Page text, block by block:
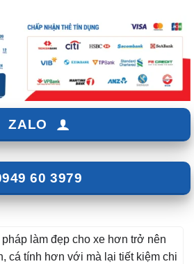
ZALO
60 3979
làm đẹp cho xe hơn trở nên
cá tính hơn với mà lại tiết kiệm chi